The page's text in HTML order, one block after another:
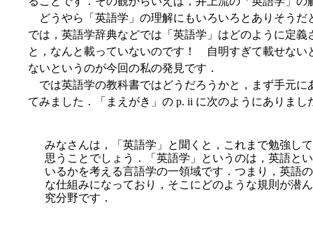
どうやら「英語学」の理解にもいろいろとありそうだ
では，英語学辞典などでは「英語学」はどのように定
と，なんと載っていないのです！ 自明すぎて載せない
ないというのが今回の私の発見です．
では英語学の教科書ではどうだろうかと，まず手元
てみました．「まえがき」の p. ii に次のようにありまし
みなさんは，「英語学」と聞くと，これまで勉強し
思うことでしょう．「英語学」というのは，英語と
いるかを考える言語学の一領域です．つまり，英語
な仕組みになっており，そこにどのような規則が潜
究分野です．